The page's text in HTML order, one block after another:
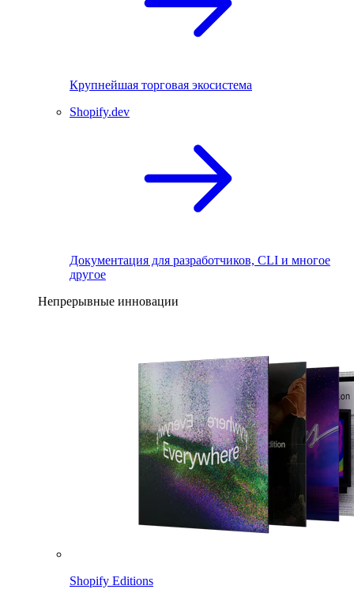
Крупнейшая торговая экосистема
Shopify.dev
Документация для разработчиков, CLI и многое
другое
Непрерывные инновации
Shopify Editions